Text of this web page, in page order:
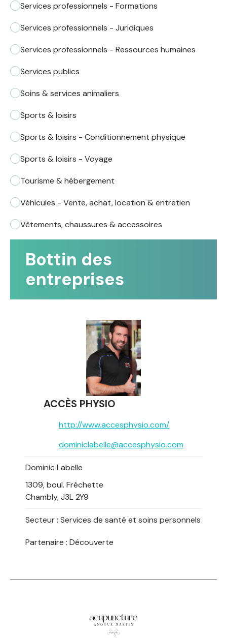
Services professionnels - Formations
Services professionnels - Juridiques
Services professionnels - Ressources humaines
Services publics
Soins & services animaliers
Sports & loisirs
Sports & loisirs - Conditionnement physique
Sports & loisirs - Voyage
Tourisme & hébergement
Véhicules - Vente, achat, location & entretien
Vêtements, chaussures & accessoires
Bottin des
entreprises
ACCÈS PHYSIO
http://www.accesphysio.com/
dominiclabelle@accesphysio.com
Dominic Labelle
1309, boul. Fréchette
Chambly, J3L 2Y9
Secteur : Services de santé et soins personnels
Partenaire : Découverte